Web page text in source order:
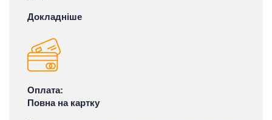
Докладніше
Оплата:
Повна на картку